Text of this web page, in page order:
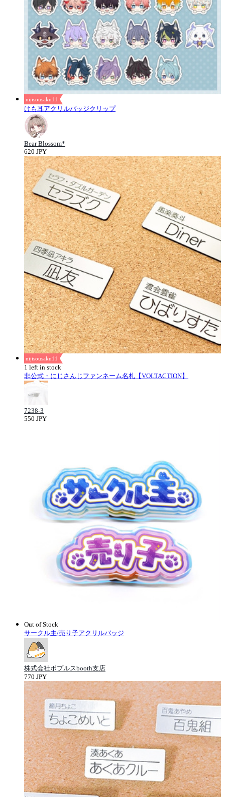
nijisousaku11
けも耳アクリルバッジクリップ
Bear Blossom*
620 JPY
nijisousaku11
1 left in stock
非公式・にじさんじファンネーム名札【VOLTACTION】
7238-3
550 JPY
Out of Stock
サークル主/売り子アクリルバッジ
株式会社ポプルスbooth支店
770 JPY